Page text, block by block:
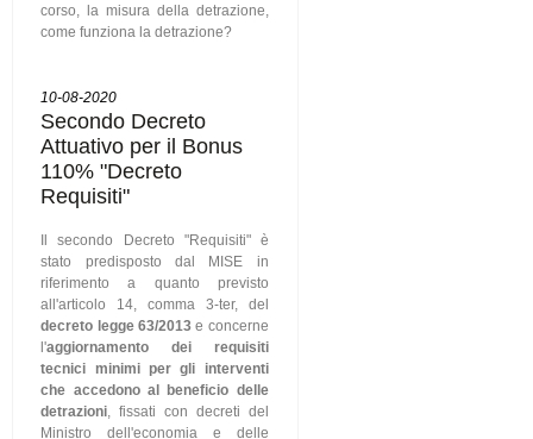
corso, la misura della detrazione,
come funziona la detrazione?
10-08-2020
Secondo Decreto
Attuativo per il Bonus
110% "Decreto
Requisiti"
Il secondo Decreto "Requisiti" è
stato predisposto dal MISE in
riferimento a quanto previsto
all'articolo 14, comma 3-ter, del
decreto legge 63/2013 e concerne
l'aggiornamento dei requisiti
tecnici minimi per gli interventi
che accedono al beneficio delle
detrazioni, fissati con decreti del
Ministro dell'economia e delle